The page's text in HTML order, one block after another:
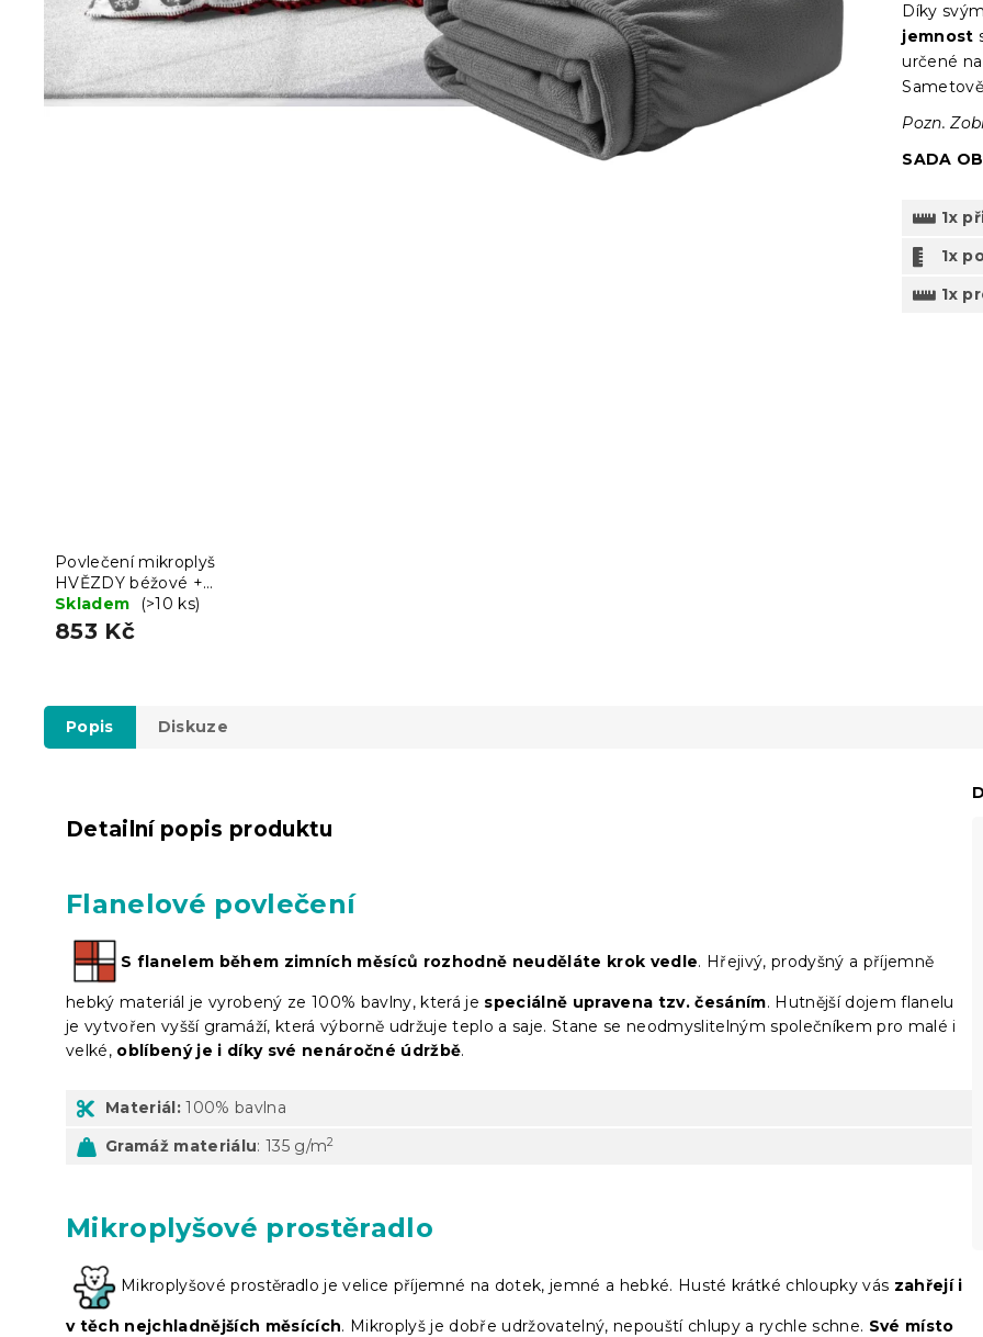
Díky
jemnost
určené
Pozn.
SADA
1x
1x
1x
Povlečení mikroplyš
HVĚZDY béžové +
prostěradlo mikroplyš
SOFT 90x200 cm bílé
Skladem (>10 ks)
853 Kč
Popis Diskuze
Detailní popis produktu
Flanelové povlečení
S flanelem během zimních měsíců rozhodně neuděláte krok vedle. Hřejivý, prodyšný a příjemně
hebký materiál je vyrobený ze 100% bavlny, která je speciálně upravena tzv. česáním. Hutnější dojem flanelu
je vytvořen vyšší gramáží, která výborně udržuje teplo a saje. Stane se neodmyslitelným společníkem pro malé i
velké, oblíbený je i díky své nenáročné údržbě.
Materiál: 100% bavlna
Gramáž materiálu: 135 g/m2
Mikroplyšové prostěradlo
Mikroplyšové prostěradlo je velice příjemné na dotek, jemné a hebké. Husté krátké chloupky vás zahřejí i
v těch nejchladnějších měsících. Mikroplyš je dobře udržovatelný, nepouští chlupy a rychle schne. Své místo